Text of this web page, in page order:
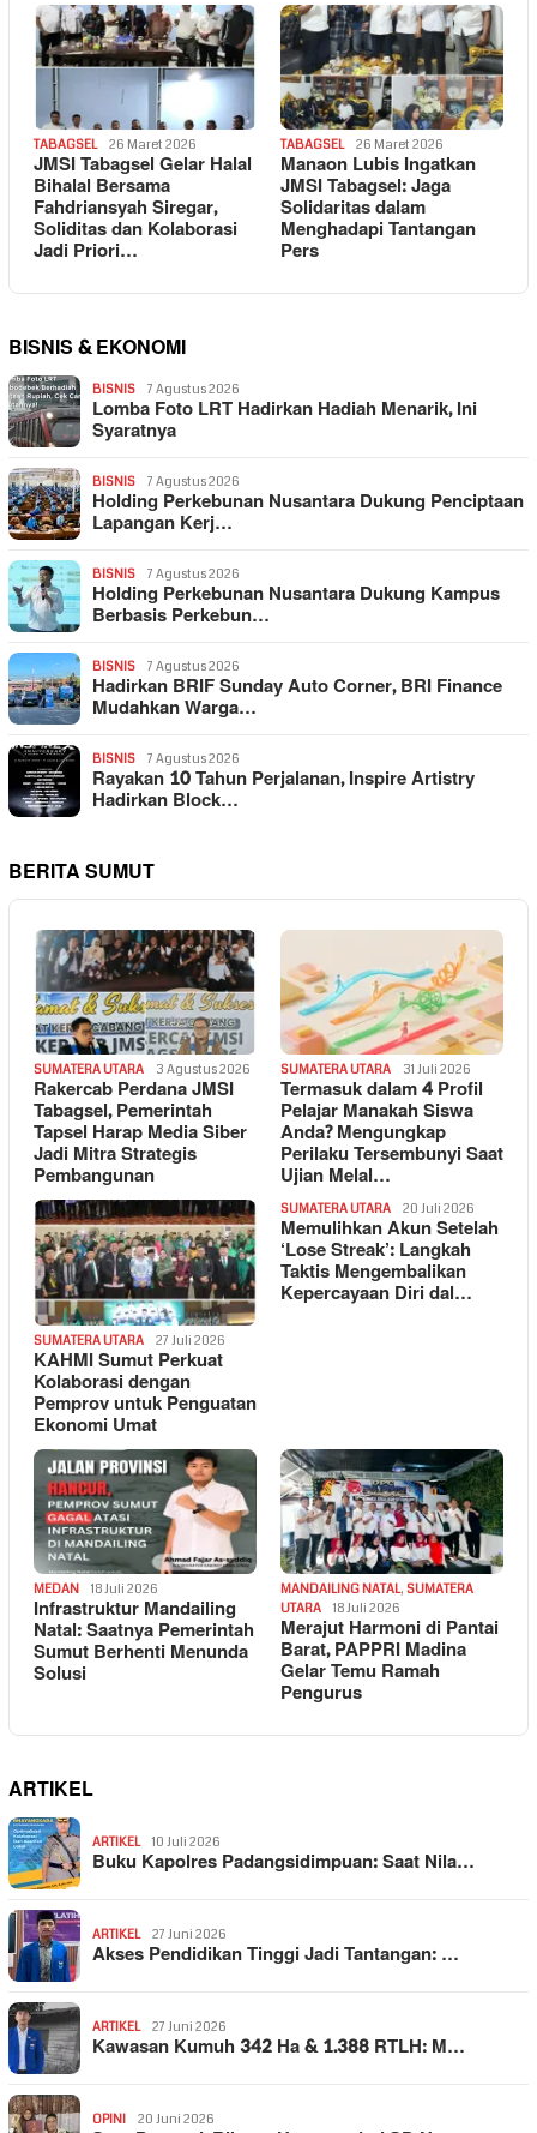
TABAGSEL 26 Maret 2026
JMSI Tabagsel Gelar Halal
Bihalal Bersama
Fahdriansyah Siregar,
Soliditas dan Kolaborasi
Jadi Priori…
TABAGSEL 26 Maret 2026
Manaon Lubis Ingatkan
JMSI Tabagsel: Jaga
Solidaritas dalam
Menghadapi Tantangan
Pers
BISNIS & EKONOMI
BISNIS 7 Agustus 2026
Lomba Foto LRT Hadirkan Hadiah Menarik, Ini
Syaratnya
BISNIS 7 Agustus 2026
Holding Perkebunan Nusantara Dukung Penciptaan
Lapangan Kerj…
BISNIS 7 Agustus 2026
Holding Perkebunan Nusantara Dukung Kampus
Berbasis Perkebun…
BISNIS 7 Agustus 2026
Hadirkan BRIF Sunday Auto Corner, BRI Finance
Mudahkan Warga…
BISNIS 7 Agustus 2026
Rayakan 10 Tahun Perjalanan, Inspire Artistry
Hadirkan Block…
BERITA SUMUT
SUMATERA UTARA 3 Agustus 2026
Rakercab Perdana JMSI
Tabagsel, Pemerintah
Tapsel Harap Media Siber
Jadi Mitra Strategis
Pembangunan
SUMATERA UTARA 31 Juli 2026
Termasuk dalam 4 Profil
Pelajar Manakah Siswa
Anda? Mengungkap
Perilaku Tersembunyi Saat
Ujian Melal…
SUMATERA UTARA 27 Juli 2026
KAHMI Sumut Perkuat
Kolaborasi dengan
Pemprov untuk Penguatan
Ekonomi Umat
SUMATERA UTARA 20 Juli 2026
Memulihkan Akun Setelah
‘Lose Streak’: Langkah
Taktis Mengembalikan
Kepercayaan Diri dal…
MEDAN 18 Juli 2026
Infrastruktur Mandailing
Natal: Saatnya Pemerintah
Sumut Berhenti Menunda
Solusi
MANDAILING NATAL, SUMATERA
UTARA
18 Juli 2026
Merajut Harmoni di Pantai
Barat, PAPPRI Madina
Gelar Temu Ramah
Pengurus
ARTIKEL
ARTIKEL 10 Juli 2026
Buku Kapolres Padangsidimpuan: Saat Nila…
ARTIKEL 27 Juni 2026
Akses Pendidikan Tinggi Jadi Tantangan: …
ARTIKEL 27 Juni 2026
Kawasan Kumuh 342 Ha & 1.388 RTLH: M…
OPINI 20 Juni 2026